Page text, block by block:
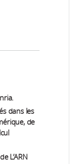
dans les
de
L’ARN